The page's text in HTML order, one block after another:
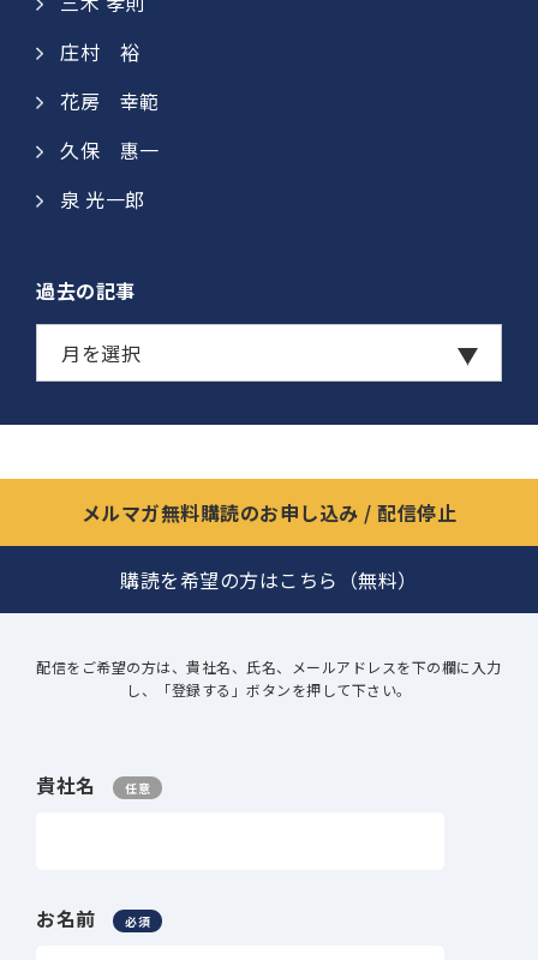
庄村 裕​
花房 幸範​
久保 惠一​​
泉 光一郎
過去の記事
メルマガ無料購読のお申し込み / 配信停止
購読を希望の方はこちら（無料）
配信をご希望の方は、貴社名、氏名、メールアドレスを下の欄に入力
し、「登録する」ボタンを押して下さい。
貴社名 任意
お名前 必須